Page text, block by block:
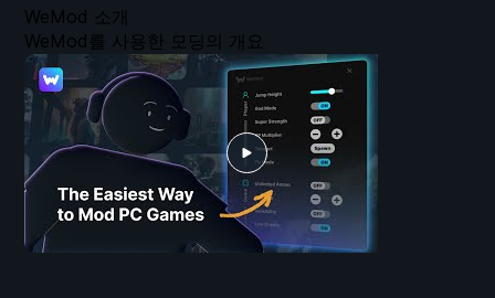
WeMod 소개
WeMod를 사용한 모딩의 개요